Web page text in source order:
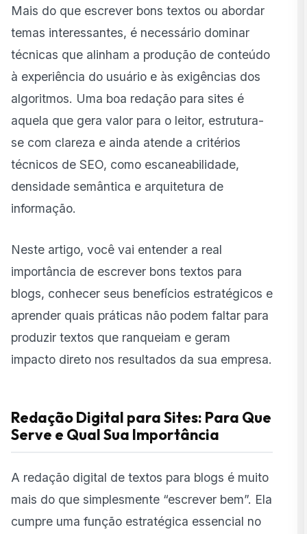
Divulgação da Marca: Redação Como Estratégia de
Visibilidade
Sites e Bons Textos para Blogs
Parágrafos Curtos: Clareza e Escaneabilidade
Escaneabilidade: Uma Experiência Visual para o
Storytelling: Conectando Marcas e Emoções
Propósito
Etapas da Redação Digital para Sites: Clareza e
Processo
O Papel do Redator de Conteúdo
Fase de Pesquisa: O Alicerce da Redação
Estratégica
Aspectos de SEO e Uso das Palavras-Chave
Leitura Agradável: Fluidez como Estratégia de
Retenção
Quais Outras Áreas se Beneficiam da Redação
Mais do que escrever bons textos ou abordar
temas interessantes, é necessário dominar
técnicas que alinham a produção de conteúdo
à experiência do usuário e às exigências dos
algoritmos. Uma boa redação para sites é
aquela que gera valor para o leitor, estrutura-
se com clareza e ainda atende a critérios
técnicos de SEO, como escaneabilidade,
densidade semântica e arquitetura de
informação.
Neste artigo, você vai entender a real
importância de escrever bons textos para
blogs, conhecer seus benefícios estratégicos e
aprender quais práticas não podem faltar para
produzir textos que ranqueiam e geram
impacto direto nos resultados da sua empresa.
Redação Digital para Sites: Para Que
Serve e Qual Sua Importância
A redação digital de textos para blogs é muito
mais do que simplesmente “escrever bem”. Ela
cumpre uma função estratégica essencial no